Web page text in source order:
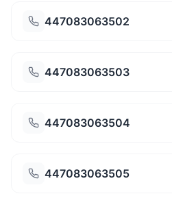
447083063502
447083063503
447083063504
447083063505